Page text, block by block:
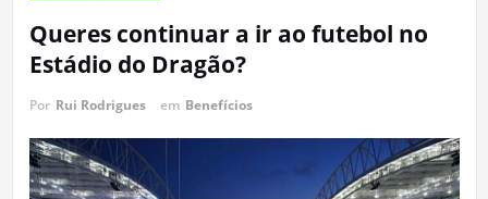
Queres continuar a ir ao futebol no
Estádio do Dragão?
Por Rui Rodrigues em Benefícios